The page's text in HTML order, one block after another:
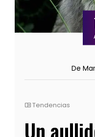
De
Tendencias
Un